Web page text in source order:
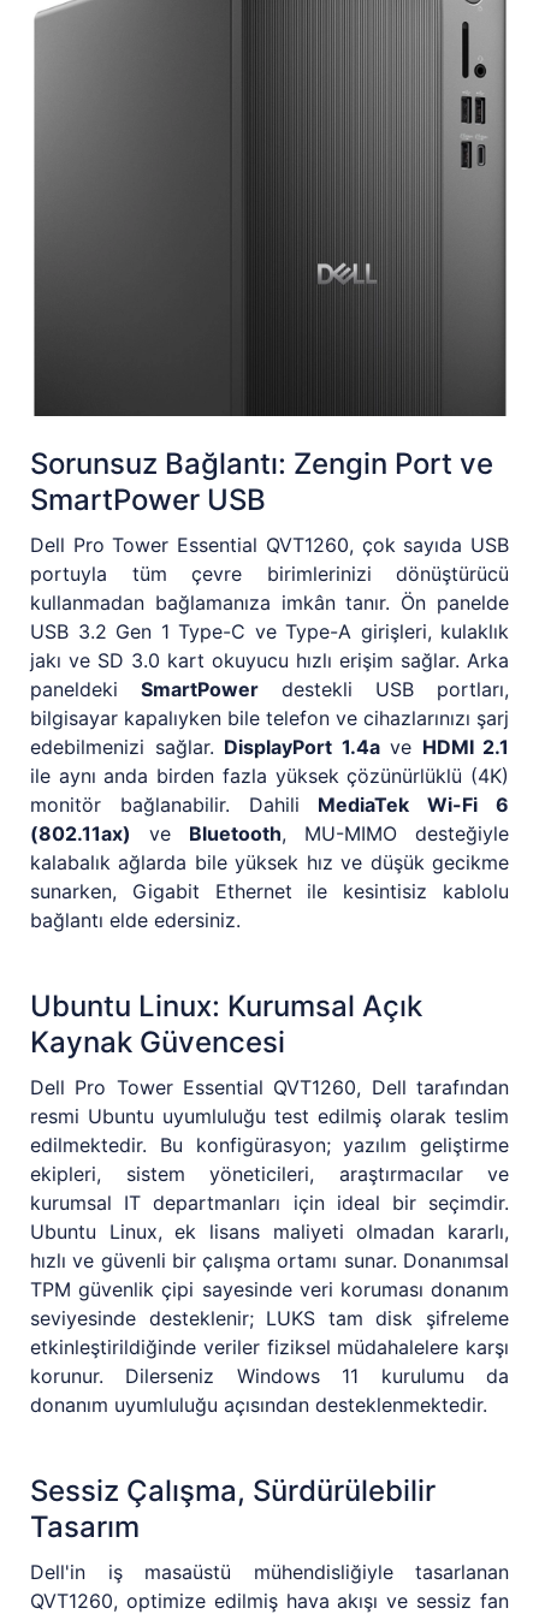
Sorunsuz Bağlantı: Zengin Port ve
SmartPower USB
Dell Pro Tower Essential QVT1260, çok sayıda USB
portuyla tüm çevre birimlerinizi dönüştürücü
kullanmadan bağlamanıza imkân tanır. Ön panelde
USB 3.2 Gen 1 Type-C ve Type-A girişleri, kulaklık
jakı ve SD 3.0 kart okuyucu hızlı erişim sağlar. Arka
paneldeki SmartPower destekli USB portları,
bilgisayar kapalıyken bile telefon ve cihazlarınızı şarj
edebilmenizi sağlar. DisplayPort 1.4ave HDMI 2.1
ile aynı anda birden fazla yüksek çözünürlüklü (4K)
monitör bağlanabilir. Dahili MediaTek Wi-Fi 6
(802.11ax) ve Bluetooth, MU-MIMO desteğiyle
kalabalık ağlarda bile yüksek hız ve düşük gecikme
sunarken, Gigabit Ethernet ile kesintisiz kablolu
bağlantı elde edersiniz.
Ubuntu Linux: Kurumsal Açık
Kaynak Güvencesi
Dell Pro Tower Essential QVT1260, Dell tarafından
resmi Ubuntu uyumluluğu test edilmiş olarak teslim
edilmektedir. Bu konfigürasyon; yazılım geliştirme
ekipleri, sistem yöneticileri, araştırmacılar ve
kurumsal IT departmanları için ideal bir seçimdir.
Ubuntu Linux, ek lisans maliyeti olmadan kararlı,
hızlı ve güvenli bir çalışma ortamı sunar. Donanımsal
TPM güvenlik çipi sayesinde veri koruması donanım
seviyesinde desteklenir; LUKS tam disk şifreleme
etkinleştirildiğinde veriler fiziksel müdahalelere karşı
korunur. Dilerseniz Windows 11 kurulumu da
donanım uyumluluğu açısından desteklenmektedir.
Sessiz Çalışma, Sürdürülebilir
Tasarım
Dell'in iş masaüstü mühendisliğiyle tasarlanan
QVT1260, optimize edilmiş hava akışı ve sessiz fan